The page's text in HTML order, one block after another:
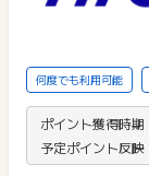
何度でも利用可能
ポイント獲得時期
予定ポイント反映